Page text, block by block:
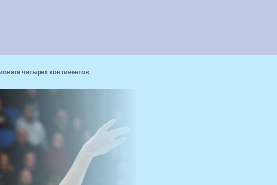
четырех континентов